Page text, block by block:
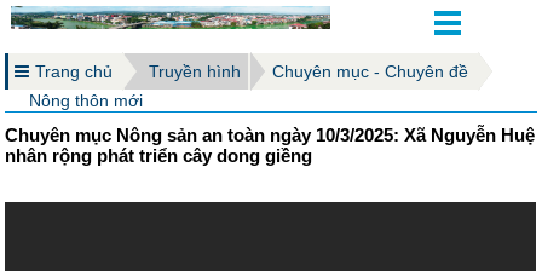
Trang chủ Truyền hình
Chuyên mục - Chuyên đề
Nông thôn mới
Chuyên mục Nông sản an toàn ngày 10/3/2025: Xã Nguyễn Huệ
nhân rộng phát triển cây dong giềng